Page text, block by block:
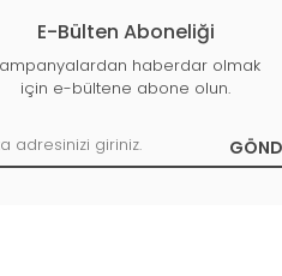
E-Bülten Aboneliği
haberdar olmak
için e-bültene abone olun.